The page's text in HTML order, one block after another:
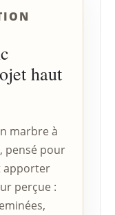
haut
marbre à
pensé pour
apporter
perçue :